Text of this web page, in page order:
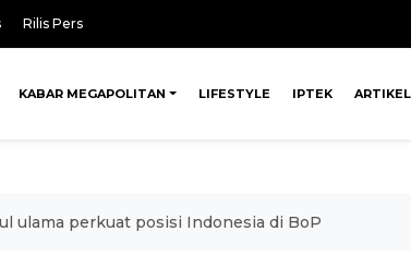
Rilis Pers
KABAR MEGAPOLITAN LIFESTYLE IPTEK ARTIKEL
ulama perkuat posisi Indonesia di BoP